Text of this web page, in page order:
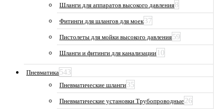
Шланги для аппаратов высокого давления8
Фитинги для шлангов для моек37
Пистолеты для мойки высокого давления59
Шланги и фитинги для канализации 10
Пневматика543
Пневматические шланги35
Пневматические установки Трубопроводные26